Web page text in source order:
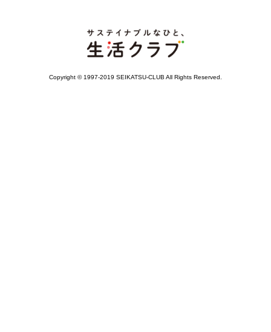
Copyright © 1997-2019 SEIKATSU-CLUB All Rights Reserved.